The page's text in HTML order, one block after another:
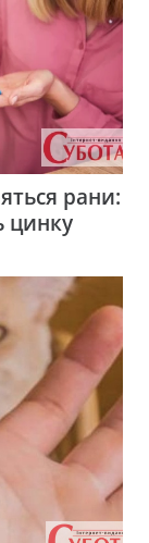
рани:
цинку